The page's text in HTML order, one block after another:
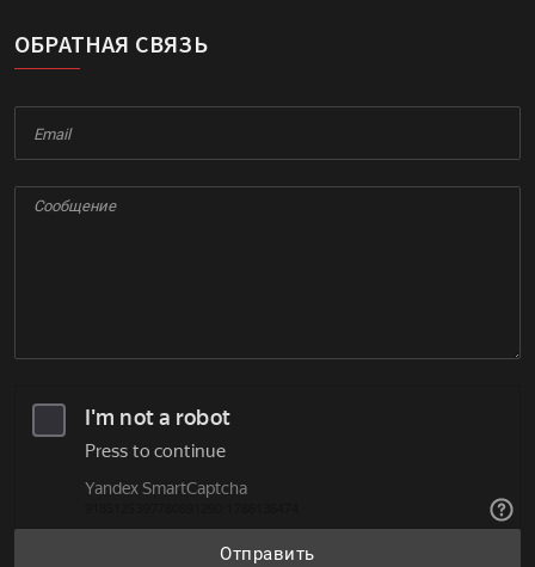
ОБРАТНАЯ СВЯЗЬ
Отправить